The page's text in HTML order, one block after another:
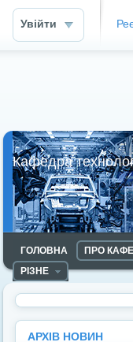
Увійти
Кафедра
ГОЛОВНА ПРО
РІЗНЕ
АРХІВ НОВИН